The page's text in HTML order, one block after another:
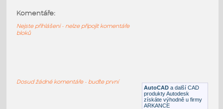
IPT Profily AutoCAD a další CAD
produkty Autodesk
získáte výhodně u firmy
ARKANCE
Komentáře:
Nejste přihlášeni - nelze připojit komentáře
bloků
Dosud žádné komentáře - buďte první